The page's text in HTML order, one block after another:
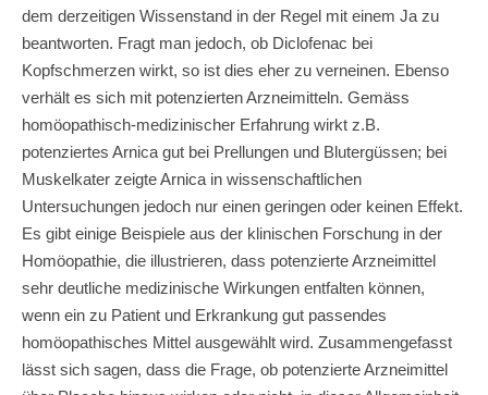
dem derzeitigen Wissenstand in der Regel mit einem Ja zu
beantworten. Fragt man jedoch, ob Diclofenac bei
Kopfschmerzen wirkt, so ist dies eher zu verneinen. Ebenso
verhält es sich mit potenzierten Arzneimitteln. Gemäss
homöopathisch-medizinischer Erfahrung wirkt z.B.
potenziertes Arnica gut bei Prellungen und Blutergüssen; bei
Muskelkater zeigte Arnica in wissenschaftlichen
Untersuchungen jedoch nur einen geringen oder keinen Effekt.
Es gibt einige Beispiele aus der klinischen Forschung in der
Homöopathie, die illustrieren, dass potenzierte Arzneimittel
sehr deutliche medizinische Wirkungen entfalten können,
wenn ein zu Patient und Erkrankung gut passendes
homöopathisches Mittel ausgewählt wird. Zusammengefasst
lässt sich sagen, dass die Frage, ob potenzierte Arzneimittel